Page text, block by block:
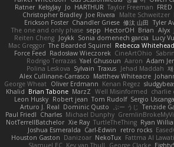
Ratner KelsyJay Jo HARTHUR Taylor Freeman
Christopher Bradley Joe Rivera Malte Schweitzer
Erickson Foster Chandler Griese 修汰 山田 Tyler
The one and only phase sepp HectorOH Brian Alyx
Reiten Cheng Joykk Sonia domenech garcia Lucy Vu
Mac Greggor The Bearded Squirrel Rebecca Whitehead
Force Feed Radosław Wieczorek CineArtOhio
Rodrigo Terrazas Yael Ghusoun Aaron Adam
Polina Leskova Sylvain Traxus Jehad Maddah
Alex Cullinane-Carrasco Matthew Whiteacre
George Wheat Oliver Erdmann Kenan Regez
Khalid Brian Tabone MarzZ Well Misinformed charlie
Leon Husky Robert jean Tom Rudolf Sergio Uscanga
Arturo J. Real Dominic Qusto ぶー うじ Tenzide
Paul Friedl Charles Michael Dunphy
NotTerrellBatchelor Xie Ray TurtleTheThing Ryan
Joshua Esmeralda Carl-Edwin retro rocks
Houston Gaston Danizoar NekoTux Fattma Al Lawati
Slamuel EC Key van Thull George Clarke